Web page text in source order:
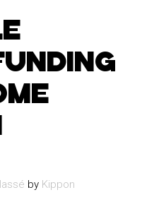
by Kippon